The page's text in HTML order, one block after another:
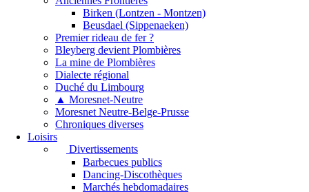
Birken (Lontzen - Montzen)
Beusdael (Sippenaeken)
Premier rideau de fer ?
Bleyberg devient Plombières
La mine de Plombières
Dialecte régional
Duché du Limbourg
▲ Moresnet-Neutre
Moresnet Neutre-Belge-Prusse
Chroniques diverses
Loisirs
Divertissements
Barbecues publics
Dancing-Discothèques
Marchés hebdomadaires